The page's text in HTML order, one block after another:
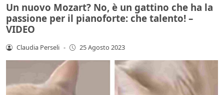
Un nuovo Mozart? No, è un gattino che ha la
passione per il pianoforte: che talento! –
VIDEO
Claudia Perseli - 25 Agosto 2023